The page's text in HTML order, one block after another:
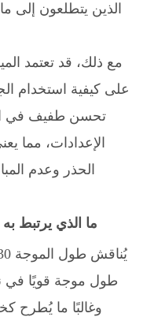
الذين يتطلعون إلى
على كيفية استخدام
تحسن طفيف في
الإعدادات، مما
الحذر وعدم
3. ما الذي يرتبط به الطول
طول موجة قويًا في
وغالبًا ما يُطرح